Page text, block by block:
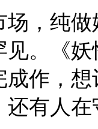
场，纯
见。《
成作，
还有人